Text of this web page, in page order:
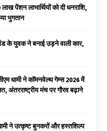
पेंशन लाभार्थियों को दी धनराशि, ₹
भुगतान
युवक ने बनाई उड़ने वाली कार,
धामी ने कॉमनवेल्थ गेम्स 2026 में
अंतरराष्ट्रीय मंच पर गौरव बढ़ाने
ने उत्कृष्ट बुनकरों और हस्तशिल्प